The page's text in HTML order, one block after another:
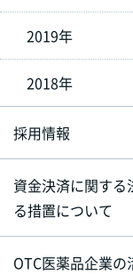
2019年
2018年
採用情報
資金決済に関す
る措置について
OTC医薬品企業